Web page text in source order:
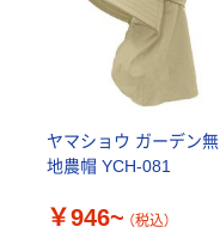
ヤマショウ ガーデン無
地農帽 YCH-081
￥946~ （税込）